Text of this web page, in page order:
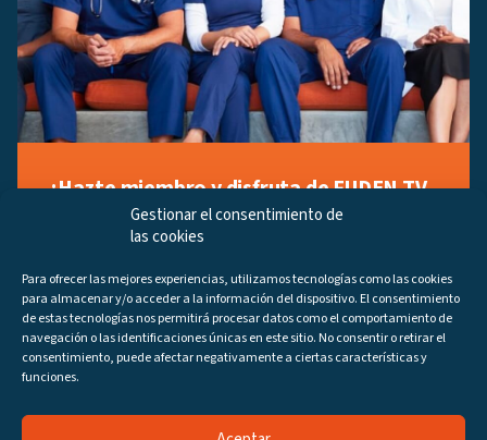
Gestionar el consentimiento de
las cookies
Para ofrecer las mejores experiencias, utilizamos tecnologías como las cookies
para almacenar y/o acceder a la información del dispositivo. El consentimiento
de estas tecnologías nos permitirá procesar datos como el comportamiento de
navegación o las identificaciones únicas en este sitio. No consentir o retirar el
consentimiento, puede afectar negativamente a ciertas características y
funciones.
¡Hazte miembro y disfruta de FUDEN TV
a tu manera!
Regístrate ahora gratuitamente y marca tus videos
los últimos programas disponibles.
Regístrate ahora